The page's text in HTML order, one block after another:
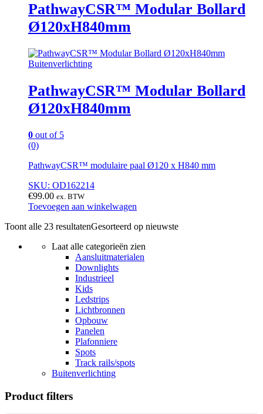
PathwayCSR™ Modular Bollard
Ø120xH840mm
Buitenverlichting
PathwayCSR™ Modular Bollard
Ø120xH840mm
0 out of 5
(0)
PathwayCSR™ modulaire paal Ø120 x H840 mm
SKU: OD162214
€99.00 ex. BTW
Toevoegen aan winkelwagen
Toont alle 23 resultatenGesorteerd op nieuwste
Laat alle categorieën zien
Aansluitmaterialen
Downlights
Industrieel
Kids
Ledstrips
Lichtbronnen
Opbouw
Panelen
Plafonniere
Spots
Track rails/spots
Buitenverlichting
Product filters